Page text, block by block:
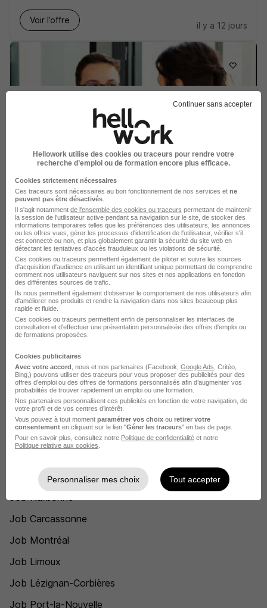
Voir l’offre
il y a 12 jours
Castelnaudary H/F
Castelnaudary - 11 CDD 20,30 - 23,85 € / heure
Voir l’offre
il y a 12 jours
Enseignant Particulier d'Anglais à
Domicile à Villepinte H/F
Acadomia
Villepinte - 11 CDD 19,68 - 22,90 € / heure
Voir l’offre
il y a 12 jours
Recherches similaires
Job Enseignement
Job Narbonne
Job Carcassonne
Job Montréal
Job Limoux
Job Lézignan-Corbières
Job Port-la-Nouvelle
Continuer sans accepter
Hellowork utilise des cookies ou traceurs pour rendre votre
recherche d’emploi ou de formation encore plus efficace.
Cookies strictement nécessaires
Ces traceurs sont nécessaires au bon fonctionnement de nos services et ne
peuvent pas être désactivés
Il s'agit notamment de l'ensemble des cookies ou traceurs permettant de maintenir
la session de l'utilisateur active pendant sa navigation sur le site, de stocker des
informations temporaires telles que les préférences des utilisateurs, les annonces
ou les offres vues, gérer les processus d'identification de l'utilisateur, vérifier s'il
est connecté ou non, et plus globalement garantir la sécurité du site web en
détectant les tentatives d'accès frauduleux ou les violations de sécurité.
Ces cookies ou traceurs permettent également de piloter et suivre les sources
d'acquisition d'audience en utilisant un identifiant unique permettant de comprendre
comment nos utilisateurs naviguent sur nos sites et nos applications en fonction
des différentes sources de trafic.
Ils nous permettent également d’observer le comportement de nos utilisateurs afin
d'améliorer nos produits et rendre la navigation dans nos sites beaucoup plus
rapide et fluide.
Ces cookies ou traceurs permettent enfin de personnaliser les interfaces de
consultation et d'effectuer une présentation personnalisée des offres d'emploi ou
de formations proposées.
Cookies publicitaires
Avec votre accord , nous et nos partenaires (Facebook, Google Ads , Critéo,
Bing,) pouvons utiliser des traceurs pour vous proposer des publicités pour des
offres d’emploi ou des offres de formations personnalisés afin d’augmenter vos
probabilités de trouver rapidement un emploi ou une formation.
Nos partenaires personnalisent ces publicités en fonction de votre navigation, de
votre profil et de vos centres d’intérêt.
Vous pouvez à tout moment paramétrer vos choix ou retirer votre
consentement en cliquant sur le lien "Gérer les traceurs" en bas de page.
Pour en savoir plus, consultez notre Politique de confidentialité et notre
Politique relative aux cookies
Personnaliser mes choix Tout accepter